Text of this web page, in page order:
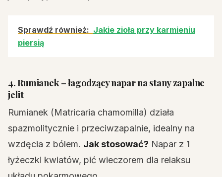
Sprawdź również: Jakie zioła przy karmieniu
piersią
4. Rumianek – łagodzący napar na stany zapalne
jelit
Rumianek (Matricaria chamomilla) działa
spazmolitycznie i przeciwzapalnie, idealny na
wzdęcia z bólem. Jak stosować? Napar z 1
łyżeczki kwiatów, pić wieczorem dla relaksu